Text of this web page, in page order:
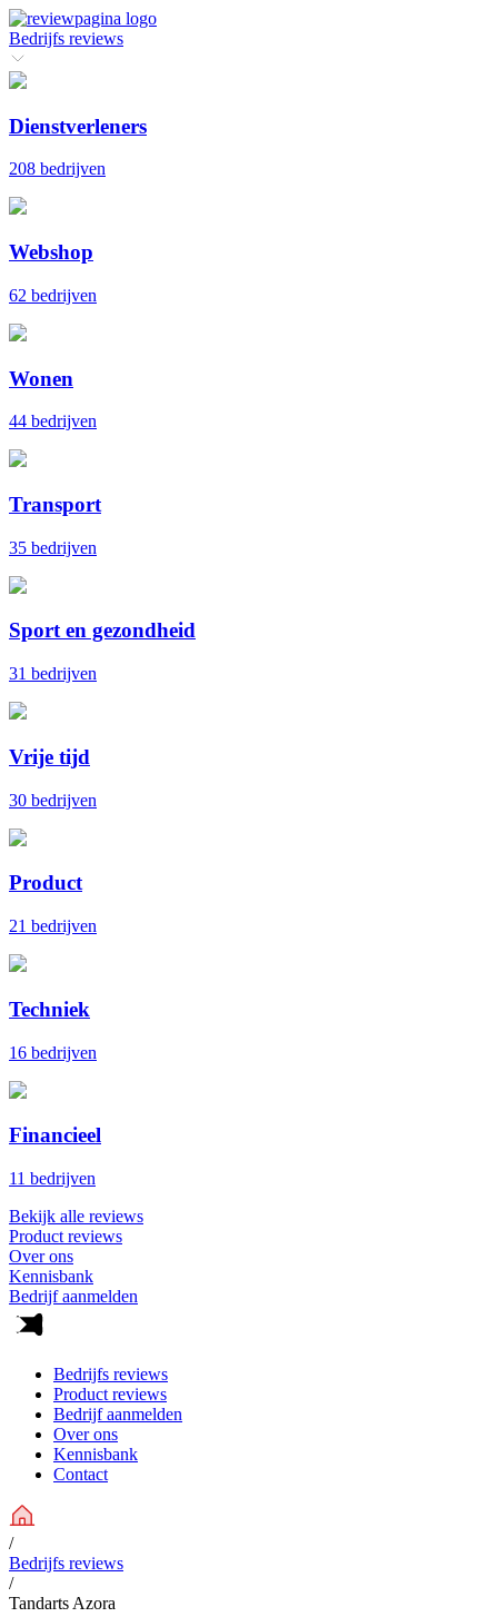
Bedrijfs reviews
Dienstverleners
208 bedrijven
Webshop
62 bedrijven
Wonen
44 bedrijven
Transport
35 bedrijven
Sport en gezondheid
31 bedrijven
Vrije tijd
30 bedrijven
Product
21 bedrijven
Techniek
16 bedrijven
Financieel
11 bedrijven
Bekijk alle reviews
Product reviews
Over ons
Kennisbank
Bedrijf aanmelden
Bedrijfs reviews
Product reviews
Bedrijf aanmelden
Over ons
Kennisbank
Contact
/
Bedrijfs reviews
/
Tandarts Azora